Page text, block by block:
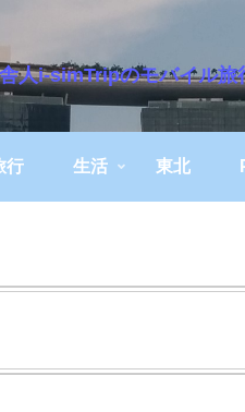
人i-simTripのモバイル旅
行 生活 東北